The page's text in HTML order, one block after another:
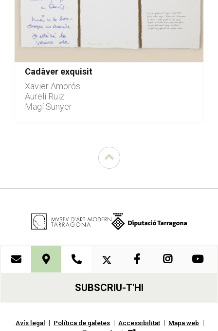
Cadàver exquisit
Xavier Amorós
Aureli Ruiz
Magí Sunyer
SUBSCRIU-T'HI
Avís legal | Política de galetes | Accessibilitat | Mapa web |